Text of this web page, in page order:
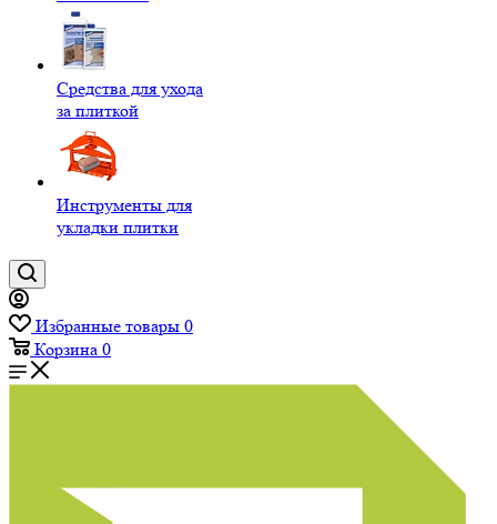
Средства для ухода
за плиткой
Инструменты для
укладки плитки
Избранные товары 0
Корзина 0